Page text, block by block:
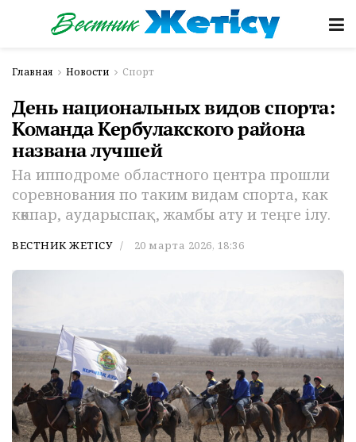
Главная Новости Спорт
День национальных видов спорта:
Команда Кербулакского района
названа лучшей
На ипподроме областного центра прошли
соревнования по таким видам спорта, как
көкпар, аударыспақ, жамбы ату и теңге ілу.
ВЕСТНИК ЖЕТІСУ 20 марта 2026, 18:36